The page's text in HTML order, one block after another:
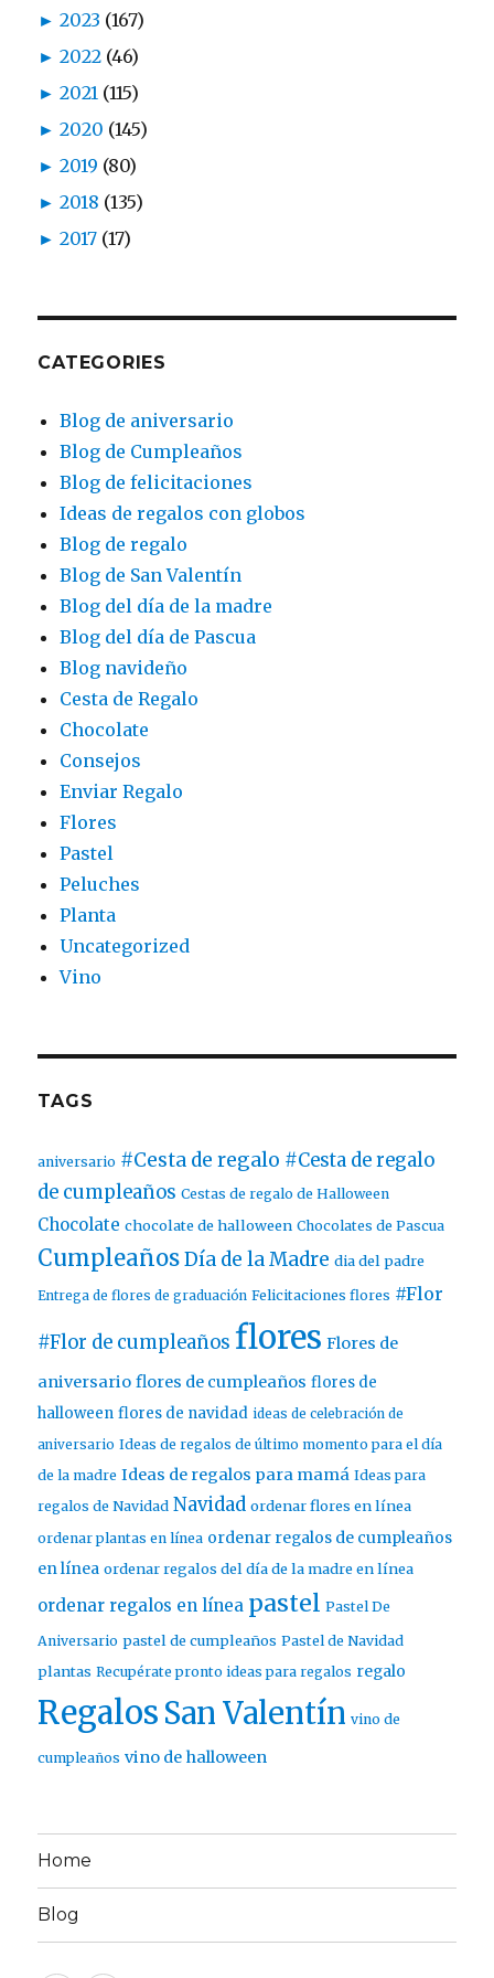
► 2023 (167)
► 2022 (46)
► 2021 (115)
► 2020 (145)
► 2019 (80)
► 2018 (135)
► 2017 (17)
CATEGORIES
Blog de aniversario
Blog de Cumpleaños
Blog de felicitaciones
Ideas de regalos con globos
Blog de regalo
Blog de San Valentín
Blog del día de la madre
Blog del día de Pascua
Blog navideño
Cesta de Regalo
Chocolate
Consejos
Enviar Regalo
Flores
Pastel
Peluches
Planta
Uncategorized
Vino
TAGS
aniversario #Cesta de regalo #Cesta de regalo
de cumpleaños Cestas de regalo de Halloween
Chocolate chocolate de halloween Chocolates de Pascua
Cumpleaños Día de la Madre dia del padre
Entrega de flores de graduación Felicitaciones flores #Flor
#Flor de cumpleaños flores Flores de
aniversario flores de cumpleaños flores de
halloween flores de navidad ideas de celebración de
aniversario Ideas de regalos de último momento para el día
de la madre Ideas de regalos para mamá Ideas para
regalos de Navidad Navidad ordenar flores en línea
ordenar plantas en línea ordenar regalos de cumpleaños
en línea ordenar regalos del día de la madre en línea
ordenar regalos en línea pastel Pastel De
Aniversario pastel de cumpleaños Pastel de Navidad
plantas Recupérate pronto ideas para regalos regalo
Regalos San Valentín vino de
cumpleaños vino de halloween
Home
Blog